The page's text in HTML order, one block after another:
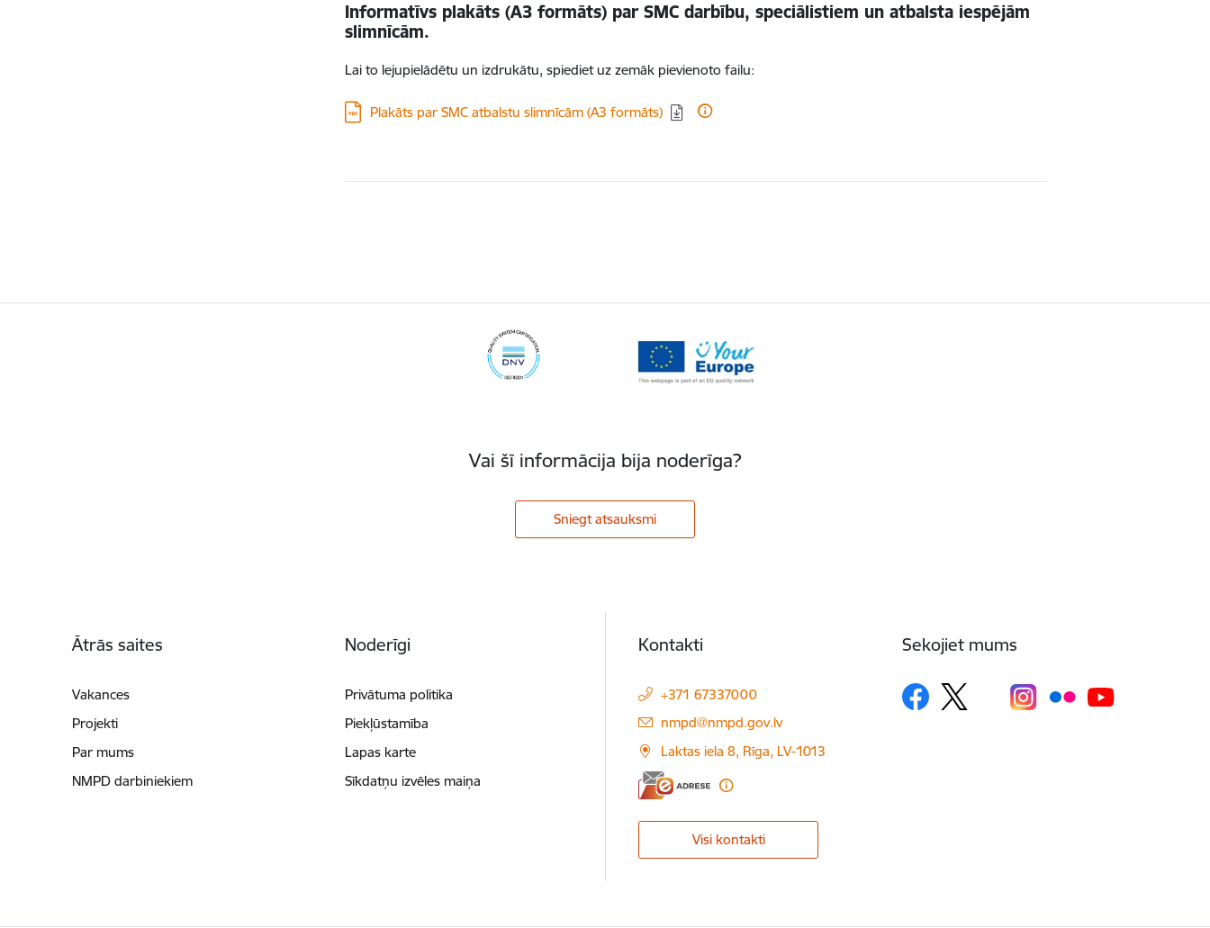
Informatīvs plakāts (A3 formāts) par SMC darbību, speciālistiem un atbalsta iespējām
slimnīcām.
Lai to lejupielādētu un izdrukātu, spiediet uz zemāk pievienoto failu:
Lejupielādēt:
Plakāts par SMC atbalstu slimnīcām (A3 formāts)
Vai šī informācija bija noderīga?
Sniegt atsauksmi
Ātrās saites
Vakances
Projekti
Par mums
NMPD darbiniekiem
Noderīgi
Privātuma politika
Piekļūstamība
Lapas karte
Sīkdatņu izvēles maiņa
Kontakti
+371 67337000
E-pasts:
nmpd@nmpd.gov.lv
Laktas iela 8, Rīga, LV-1013
Visi kontakti
Sekojiet mums